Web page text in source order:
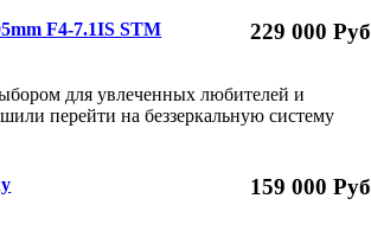
F4-7.1IS STM 229 000 Руб
для увлеченных любителей и
перейти на беззеркальную систему
159 000 Руб